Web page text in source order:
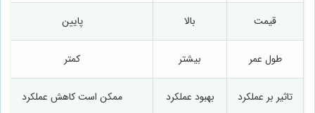
قیمت بالا پایین
طول عمر بیشتر کمتر
تاثیر بر عملکرد بهبود عملکرد ممکن است کاهش عملکرد